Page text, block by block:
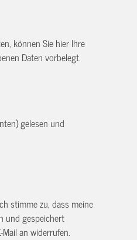
können Sie hier Ihre
Daten vorbelegt.
gelesen und
stimme zu, dass meine
und gespeichert
Mail anwiderrufen.